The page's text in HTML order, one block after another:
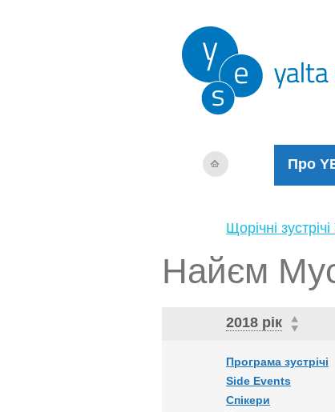
Про
Щорічні
Найєм
2018 рік
Програма зустрічі
Side Events
Спікери